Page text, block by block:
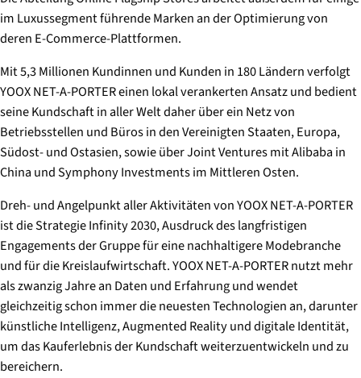
im Luxussegment führende Marken an der Optimierung von
deren E-Commerce-Plattformen.
Mit 5,3 Millionen Kundinnen und Kunden in 180 Ländern verfolgt
YOOX NET-A-PORTER einen lokal verankerten Ansatz und bedient
seine Kundschaft in aller Welt daher über ein Netz von
Betriebsstellen und Büros in den Vereinigten Staaten, Europa,
Südost- und Ostasien, sowie über Joint Ventures mit Alibaba in
China und Symphony Investments im Mittleren Osten.
Dreh- und Angelpunkt aller Aktivitäten von YOOX NET-A-PORTER
ist die Strategie Infinity 2030, Ausdruck des langfristigen
Engagements der Gruppe für eine nachhaltigere Modebranche
und für die Kreislaufwirtschaft. YOOX NET-A-PORTER nutzt mehr
als zwanzig Jahre an Daten und Erfahrung und wendet
gleichzeitig schon immer die neuesten Technologien an, darunter
künstliche Intelligenz, Augmented Reality und digitale Identität,
um das Kauferlebnis der Kundschaft weiterzuentwickeln und zu
bereichern.